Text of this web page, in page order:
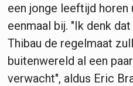
een jonge leeftijd horen
eenmaal bij. "Ik denk
Thibau de regelmaat
buitenwereld al een
verwacht", aldus Eric